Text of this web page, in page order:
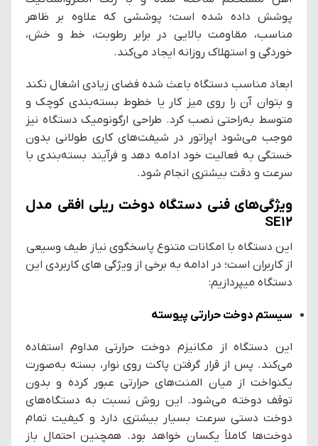
پوشش داده شده است؛ پوششی که علاوه بر ظاهر
مناسب، مقاومت بالایی در برابر رطوبت، خط و خش،
خوردگی و استهلاک روزانه ایجاد می‌کند.
ابعاد مناسب دستگاه باعث شده فضای زیادی اشغال نکند
و بتوان آن را روی میز کار یا خطوط بسته‌بندی کوچک و
متوسط به‌راحتی نصب کرد. طراحی ارگونومیک دستگاه نیز
موجب می‌شود اپراتور در شیفت‌های کاری طولانی بدون
خستگی به فعالیت خود ادامه دهد و فرآیند بسته‌بندی با
سرعت و دقت بیشتری انجام شود.
ویژگی‌های فنی دستگاه دوخت ریلی افقی مدل
SE12
این دستگاه با امکانات متنوع پاسخگوی نیاز طیف وسیعی
از کاربران است؛ در ادامه به برخی از ویژگی های کاربردی این
دستگاه میپردازیم:
سیستم دوخت حرارتی پیوسته
این دستگاه از مکانیزم دوخت حرارتی مداوم استفاده
می‌کند. پس از قرار گرفتن پاکت روی نوار، بسته به‌صورت
یکنواخت از میان المنت‌های حرارتی عبور کرده و بدون
توقف دوخته می‌شود. این روش نسبت به دستگاه‌های
دوخت دستی سرعت بسیار بیشتری دارد و کیفیت تمام
دوخت‌ها کاملاً یکسان خواهد بود. همچنین احتمال باز